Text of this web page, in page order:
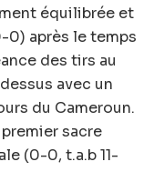
équilibrée et
0) après le temps
des tirs au
avec un
du Cameroun.
sacre
(0-0, t.a.b 11-